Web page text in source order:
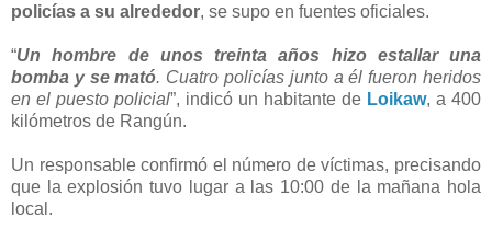
policías a su alrededor, se supo en fuentes oficiales.
“Un hombre de unos treinta años hizo estallar una
bomba y se mató. Cuatro policías junto a él fueron heridos
en el puesto policial”, indicó un habitante de Loikaw, a 400
kilómetros de Rangún.
Un responsable confirmó el número de víctimas, precisando
que la explosión tuvo lugar a las 10:00 de la mañana hola
local.